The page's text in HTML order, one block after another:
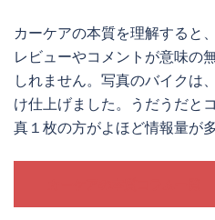
カーケアの本質を理解すると
レビューやコメントが意味の
しれません。写真のバイクは
け仕上げました。うだうだと
真１枚の方がよほど情報量が